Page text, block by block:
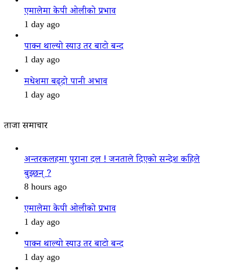
एमालेमा केपी ओलीको प्रभाव
1 day ago
पाक्न थाल्यो स्याउ तर बाटो बन्द
1 day ago
मधेशमा बढ्दो पानी अभाव
1 day ago
ताजा समाचार
अन्तरकलहमा पुराना दल ! जनताले दिएको सन्देश कहिले
बुझ्छन् ?
8 hours ago
एमालेमा केपी ओलीको प्रभाव
1 day ago
पाक्न थाल्यो स्याउ तर बाटो बन्द
1 day ago